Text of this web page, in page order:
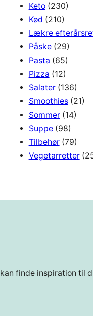
Keto(230)
Kød (210)
Lækre
Påske(29)
Pasta (65)
Pizza (12)
Salater(136)
Smoothies(21)
Sommer(14)
Suppe(98)
Tilbehør(79)
Vegetarretter
finde inspiration til